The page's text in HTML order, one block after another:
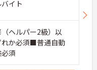
イト
ヘルパー2級）以
か必須■普通自動
須